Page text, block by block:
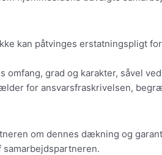
kan påtvinges erstatningspligt
grad og karakter, såvel
for ansvarsfraskrivelsen,
om dennes dækning og